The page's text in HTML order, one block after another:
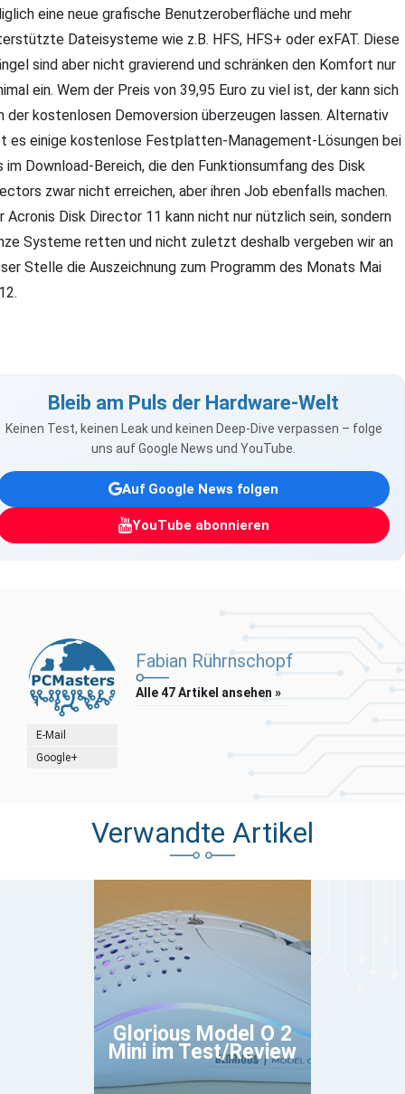
eine neue grafische Benutzeroberfläche und mehr
Dateisysteme wie z.B. HFS, HFS+ oder exFAT. Diese
sind aber nicht gravierend und schränken den Komfort nur
ein. Wem der Preis von 39,95 Euro zu viel ist, der kann sich
der kostenlosen Demoversion überzeugen lassen. Alternativ
es einige kostenlose Festplatten-Management-Lösungen bei
im Download-Bereich, die den Funktionsumfang des Disk
zwar nicht erreichen, aber ihren Job ebenfalls machen.
Acronis Disk Director 11 kann nicht nur nützlich sein, sondern
Systeme retten und nicht zuletzt deshalb vergeben wir an
Stelle die Auszeichnung zum Programm des Monats Mai
Bleib am Puls der Hardware-Welt
Keinen Test, keinen Leak und keinen Deep-Dive verpassen – folge
uns auf Google News und YouTube.
Auf Google News folgen
YouTube abonnieren
E-Mail
Google+
Fabian Rührnschopf
Alle 47 Artikel ansehen »
Verwandte Artikel
Glorious Model O 2
Mini im Test/Review